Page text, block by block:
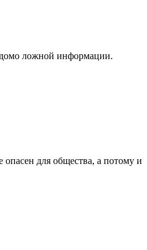
ложной информации.
для общества, а потому и